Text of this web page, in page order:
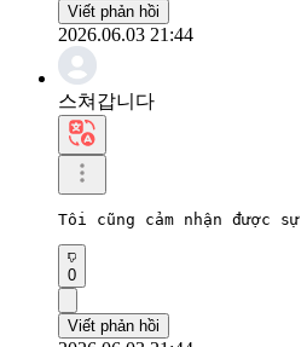
Viết phản hồi
2026.06.03 21:44
스쳐갑니다
Tôi cũng cảm nhận được
0
Viết phản hồi